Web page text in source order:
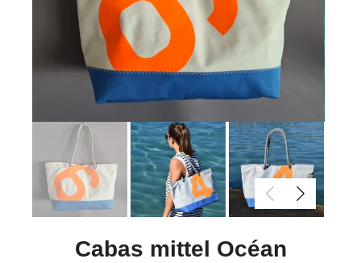
Cabas mittel Océan